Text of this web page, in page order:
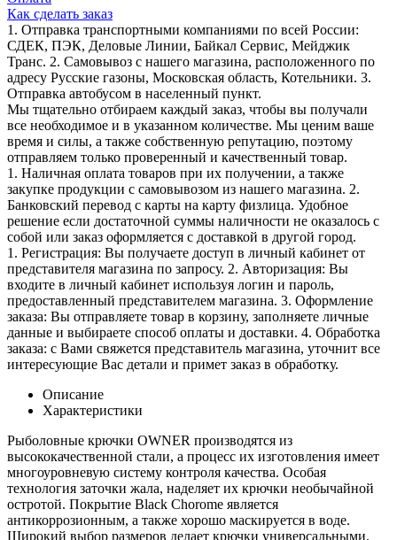
Как сделать заказ
1. Отправка транспортными компаниями по всей России:
СДЕК, ПЭК, Деловые Линии, Байкал Сервис, Мейджик
Транс. 2. Самовывоз с нашего магазина, расположенного по
адресу Русские газоны, Московская область, Котельники. 3.
Отправка автобусом в населенный пункт.
Мы тщательно отбираем каждый заказ, чтобы вы получали
все необходимое и в указанном количестве. Мы ценим ваше
время и силы, а также собственную репутацию, поэтому
отправляем только проверенный и качественный товар.
1. Наличная оплата товаров при их получении, а также
закупке продукции с самовывозом из нашего магазина. 2.
Банковский перевод с карты на карту физлица. Удобное
решение если достаточной суммы наличности не оказалось с
собой или заказ оформляется с доставкой в другой город.
1. Регистрация: Вы получаете доступ в личный кабинет от
представителя магазина по запросу. 2. Авторизация: Вы
входите в личный кабинет используя логин и пароль,
предоставленный представителем магазина. 3. Оформление
заказа: Вы отправляете товар в корзину, заполняете личные
данные и выбираете способ оплаты и доставки. 4. Обработка
заказа: с Вами свяжется представитель магазина, уточнит все
интересующие Вас детали и примет заказ в обработку.
Описание
Характеристики
Рыболовные крючки OWNER производятся из
высококачественной стали, а процесс их изготовления имеет
многоуровневую систему контроля качества. Особая
технология заточки жала, наделяет их крючки необычайной
остротой. Покрытие Black Chorome является
антикоррозионным, а также хорошо маскируется в воде.
Широкий выбор размеров делает крючки универсальными.